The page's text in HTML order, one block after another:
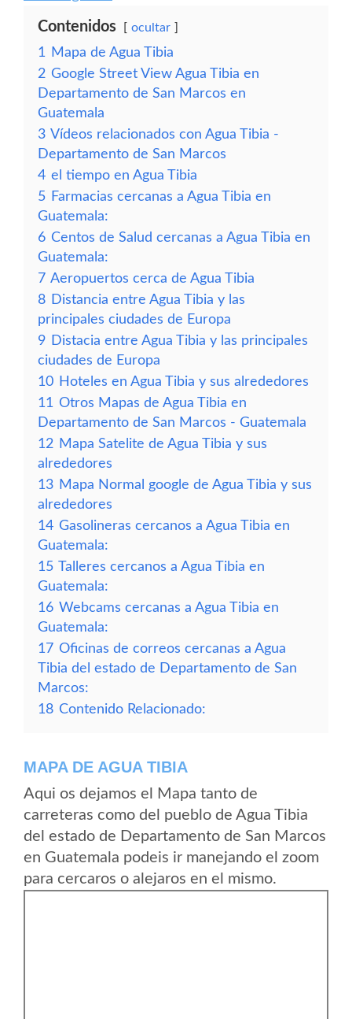
Contenidos ocultar
1
Mapa de Agua Tibia
2 Google Street View Agua Tibia en
Departamento de San Marcos en
Guatemala
3 Vídeos relacionados con Agua Tibia -
Departamento de San Marcos
4 el tiempo en Agua Tibia
5 Farmacias cercanas a Agua Tibia en
Guatemala:
6 Centos de Salud cercanas a Agua Tibia en
Guatemala:
7 Aeropuertos cerca de Agua Tibia
8 Distancia entre Agua Tibia y las
principales ciudades de Europa
9 Distacia entre Agua Tibia y las principales
ciudades de Europa
10 Hoteles en Agua Tibia y sus alrededores
11 Otros Mapas de Agua Tibia en
Departamento de San Marcos - Guatemala
12 Mapa Satelite de Agua Tibia y sus
alrededores
13 Mapa Normal google de Agua Tibia y sus
alrededores
14 Gasolineras cercanos a Agua Tibia en
Guatemala:
15 Talleres cercanos a Agua Tibia en
Guatemala:
16 Webcams cercanas a Agua Tibia en
Guatemala:
17 Oficinas de correos cercanas a Agua
Tibia del estado de Departamento de San
Marcos:
18 Contenido Relacionado:
MAPA DE AGUA TIBIA
Aqui os dejamos el Mapa tanto de
carreteras como del pueblo de Agua Tibia
del estado de Departamento de San Marcos
en Guatemala podeis ir manejando el zoom
para cercaros o alejaros en el mismo.